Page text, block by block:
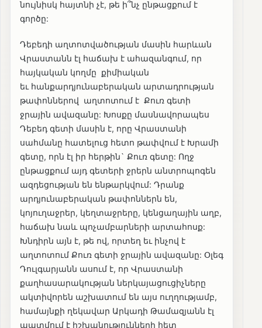
նույնիսկ հայտնի չէ, թե ի՞նչ ընթացքում է
գործը:
Դեբեդի աղտոտվածության մասին հարևան
Վրաստանն էլ հաճախ է ահազանգում, որ
հայկական կողմը քիմիական
եւ հանքարդյունաբերական արտադրության
թափոններով աղտոտում է Քուռ գետի
ջրային ավազանը: Խոսքը մասնավորապես
Դեբեդ գետի մասին է, որը Վրաստանի
սահմանը հատելուց հետո թափվում է Խրամի
գետը, որն էլ իր հերթին` Քուռ գետը: Ողջ
ընթացքում այդ գետերի ջրերն անտրոպոգեն
ազդեցության են ենթարկվում: Դրանք
արդյունաբերական թափոններն են,
կոյուղաջրեր, կեղտաջրերը, կենցաղային աղբ,
հաճախ նաև պոչամբարների արտահոսք:
Խնդիրն այն է, թե ով, որտեղ եւ ինչով է
աղտոտում Քուռ գետի ջրային ավազանը: Օլեգ
Դուլգարյանն ասում է, որ Վրաստանի
քաղհասարակության ներկայացուցիչները
ակտիվորեն աշխատում են այս ուղղությամբ,
համայնքի ղեկավար Արկադի Թամազյանն էլ
պատմում է իշխանությունների հետ